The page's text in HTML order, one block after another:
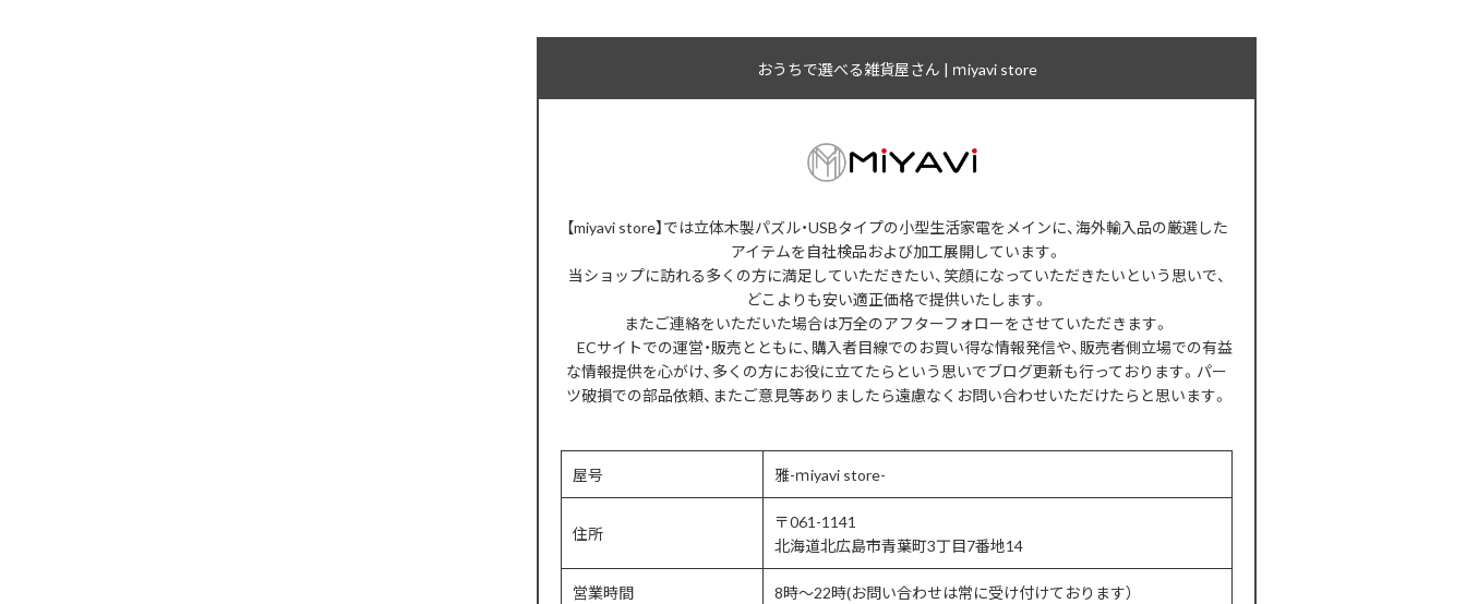
おうちで選べる雑貨屋さん | ｍiyavi store
【miyavi store】では立体木製パズル・USBタイプの小型生活家電をメインに、海外輸入品の厳選した
アイテムを自社検品および加工展開しています。
当ショップに訪れる多くの方に満足していただきたい、笑顔になっていただきたいという思いで、
どこよりも安い適正価格で提供いたします。
またご連絡をいただいた場合は万全のアフターフォローをさせていただきます。
ECサイトでの運営・販売とともに、購入者目線でのお買い得な情報発信や、販売者側立場での有益
な情報提供を心がけ、多くの方にお役に立てたらという思いでブログ更新も行っております。パー
ツ破損での部品依頼、またご意見等ありましたら遠慮なくお問い合わせいただけたらと思います。
屋号 雅-ｍiyavi store-
住所
〒061-1141
北海道北広島市青葉町3丁目7番地14
営業時間 8時〜22時(お問い合わせは常に受け付けております）